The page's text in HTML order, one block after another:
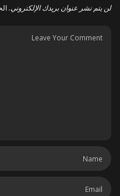
لن يتم نشر عنوان بريدك الإلكتروني.